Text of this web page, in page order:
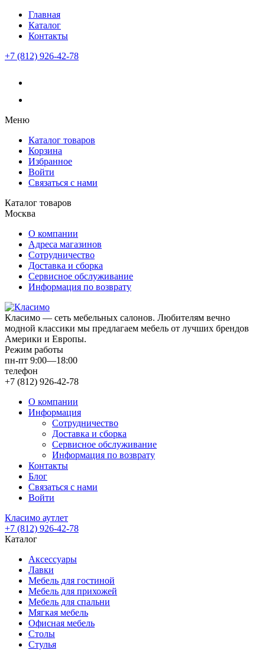
Главная
Каталог
Контакты
+7 (812) 926-42-78
Меню
Каталог товаров
Корзина
Избранное
Войти
Связаться с нами
Каталог товаров
Москва
О компании
Адреса магазинов
Сотрудничество
Доставка и сборка
Сервисное обслуживание
Информация по возврату
Класимо — cеть мебельных салонов. Любителям вечно
модной классики мы предлагаем мебель от лучших брендов
Америки и Европы.
Режим работы
пн-пт 9:00—18:00
телефон
+7 (812) 926-42-78
О компании
Информация
Сотрудничество
Доставка и сборка
Сервисное обслуживание
Информация по возврату
Контакты
Блог
Связаться с нами
Войти
Класимо аутлет
+7 (812) 926-42-78
Каталог
Аксессуары
Лавки
Мебель для гостиной
Мебель для прихожей
Мебель для спальни
Мягкая мебель
Офисная мебель
Столы
Стулья